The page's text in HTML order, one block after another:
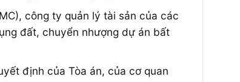
công ty quản lý tài sản của các
đất, chuyển nhượng dự án bất
định của Tòa án, của cơ quan